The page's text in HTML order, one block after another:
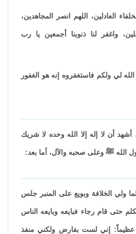
العادلين، اللهم انصر المجاهدين،
واغفر لنا ذنوبنا أجمعين يا رب
لي ولكم فاستغفروه إنه هو الغفور
أشهد أن لا إله إلا الله وحده لا شريك
الله ﷺ وعلى صحبه والآل، أما بعد:
ولي الخلافة وبويع على المنبر جلس
حتى قام رجاء فبايعه وبايعه الناس
عظيماً: إني لست بفارض ولكني منفذ